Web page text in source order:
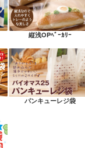
縦浅OPﾍﾞｰｶﾘｰ
パンキューレジ袋